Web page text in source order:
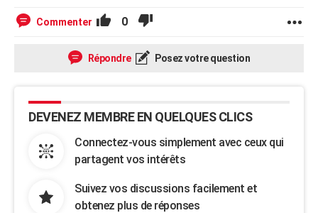
Commenter 0
Répondre Posez votre question
DEVENEZ MEMBRE EN QUELQUES CLICS
Connectez-vous simplement avec ceux qui
partagent vos intérêts
Suivez vos discussions facilement et
obtenez plus de réponses